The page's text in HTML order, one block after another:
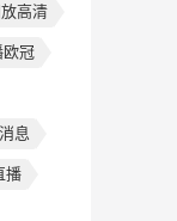
高清
欧冠
息
播